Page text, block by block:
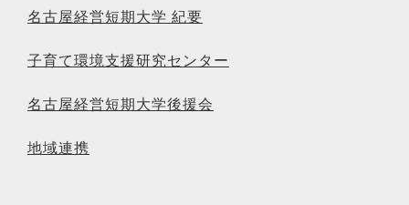
名古屋経営短期大学 紀要
子育て環境支援研究センター
名古屋経営短期大学後援会
地域連携